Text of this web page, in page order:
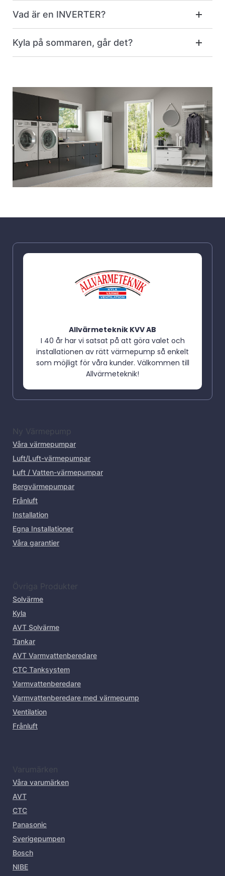
Vad är en INVERTER?
Kyla på sommaren, går det?
Allvärmeteknik KVV AB
I 40 år har vi satsat på att göra valet och
installationen av rätt värmepump så enkelt
som möjligt för våra kunder. Välkommen till
Allvärmeteknik!
Ny Värmepump
Våra värmepumpar
Luft/Luft-värmepumpar
Luft / Vatten-värmepumpar
Bergvärmepumpar
Frånluft
Installation
Egna Installationer
Våra garantier
Övriga Produkter
Solvärme
Kyla
AVT Solvärme
Tankar
AVT Varmvattenberedare
CTC Tanksystem
Varmvattenberedare
Varmvattenberedare med värmepump
Ventilation
Frånluft
Varumärken
Våra varumärken
AVT
CTC
Panasonic
Sverigepumpen
Bosch
NIBE